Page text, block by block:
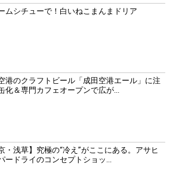
ムシチューで！白いねこまんまドリア
港のクラフトビール「成田空港エール」に注
化＆専門カフェオープンで広が...
京・浅草】究極の“冷え”がここにある。アサヒ
ードライのコンセプトショッ...